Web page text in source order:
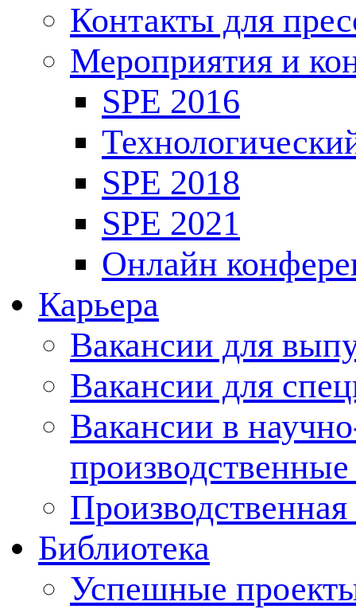
Контакты для
Мероприятия и
SPE 2016
SPE 2018
SPE 2021
Онлайн
Карьера
Вакансии для
Вакансии для
Вакансии в
Производственная
Библиотека
Успешные